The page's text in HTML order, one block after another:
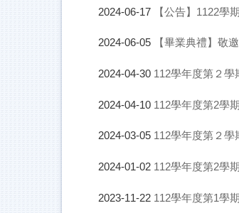
2024-06-17 【公告】1122學
2024-06-05 【畢業典禮】敬
2024-04-30 112學年度第２
2024-04-10 112學年度第2學
2024-03-05 112學年度第２
2024-01-02 112學年度第2學
2023-11-22 112學年度第1學